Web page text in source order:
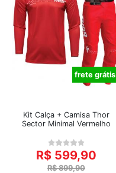
frete grátis
Kit Calça + Camisa Thor
Sector Minimal Vermelho
R$ 599,90
R$ 899,90